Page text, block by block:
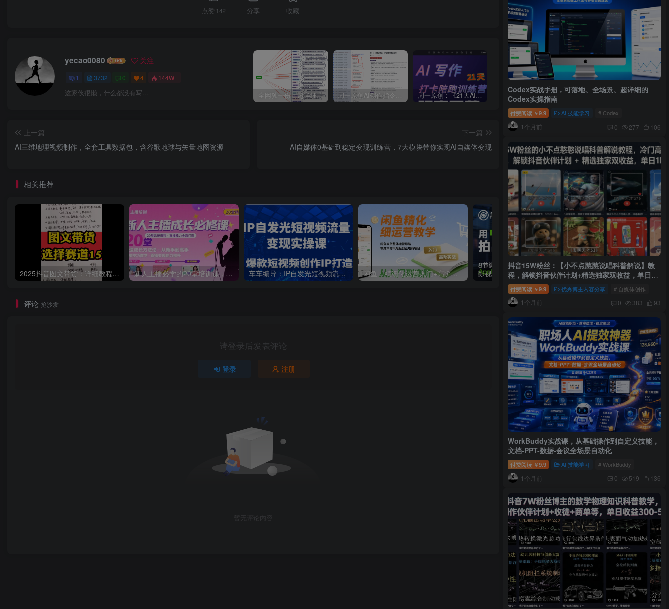
点赞 142 分享 收藏
yecao0080 关注
1 3732 0 4 144W+
这家伙很懒，什么都没有写... 全网独一份：超详细的40+个自媒体赛道领域解析手册，让你的内容创作不再局限！ 周一原创AI创作指令词：30+个领域赛道的创作提示词集合 周一原创：《21天AI写作打卡陪跑训练营》全部内容讲解！（网站会员免费学习…） 小说推文：曼波推文玩法，起号快，流量猛，一天收益1k+ “不略”爆火简笔画书单号项目拆解，利用AI快速制作简笔画书单视频
上一篇
AI三维地理视频制作，全套工具数据包，含谷歌地球与矢量地图资源
下一篇
AI自媒体0基础到稳定变现训练营，7大模块带你实现AI自媒体变现
相关推荐
2025抖音图文带货：详细教程，账号装修定位，素材获取技巧，挂车变现方法… 新人主播必学的20堂培训课，帮你直播能力快速打造的实操方法 车车编导：IP自发光短视频流量变现实操课，爆款短视频创作IP打造 闲鱼：精细化运营入门+高阶实战教学+运营思路，零成本零风险轻创业电商项目 影视飓风：玩转Apple Log，八节课带你用iPhone拍出电影感！
评论 抢沙发
请登录后发表评论
登录 注册
暂无评论内容
Codex实战手册，可落地、全场景、超详细的
Codex实操指南
付费阅读 ￥9.9 AI 技能学习 # Codex
1个月前 0 277 106
抖音15W粉丝：【小不点憨憨说唱科普解说】教
程，解锁抖音伙伴计划+精选独家双收益，单日
1k+
付费阅读 ￥9.9 优秀博主内容分享 # 自媒体创作
1个月前 0 383 93
WorkBuddy实战课，从基础操作到自定义技能，
文档-PPT-数据-会议全场景自动化
付费阅读 ￥9.9 AI 技能学习 # WorkBuddy
1个月前 0 519 136